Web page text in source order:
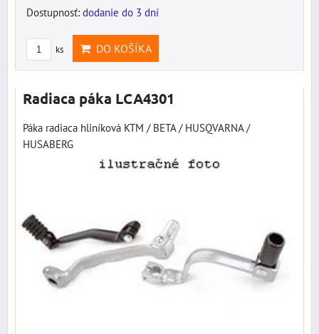
Dostupnosť: dodanie do 3 dní
ks DO KOŠÍKA
Radiaca páka LCA4301
Páka radiaca hliníková KTM / BETA / HUSQVARNA /
HUSABERG